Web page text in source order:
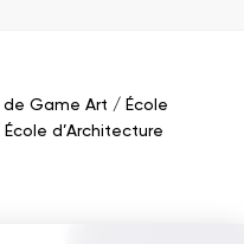
de Game Art
École
École d’Architecture